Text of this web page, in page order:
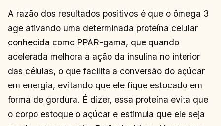
A razão dos resultados positivos é que o ômega 3
age ativando uma determinada proteína celular
conhecida como PPAR-gama, que quando
acelerada melhora a ação da insulina no interior
das células, o que facilita a conversão do açúcar
em energia, evitando que ele fique estocado em
forma de gordura. É dizer, essa proteína evita que
o corpo estoque o açúcar e estimula que ele seja